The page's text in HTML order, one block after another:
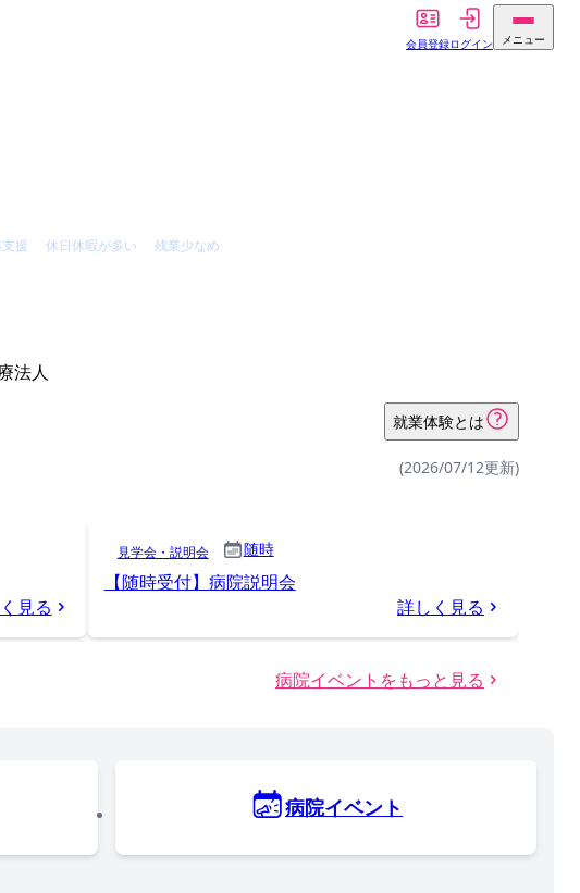
会員登録ログイン メニュー
援 休日休暇が多い 残業少なめ
法人
就業体験とは
(2026/07/12更新)
見る
見学会・説明会 随時
【随時受付】病院説明会
詳しく見る
病院イベントをもっと見る
病院イベント